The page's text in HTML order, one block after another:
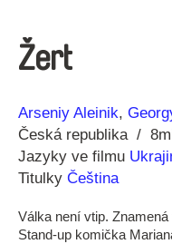
Žert
Režie
Arseniy Aleinik
Rok
Česká republika
Jazyky ve filmu
Titulky Čeština
Válka není vtip.
Stand-up komička